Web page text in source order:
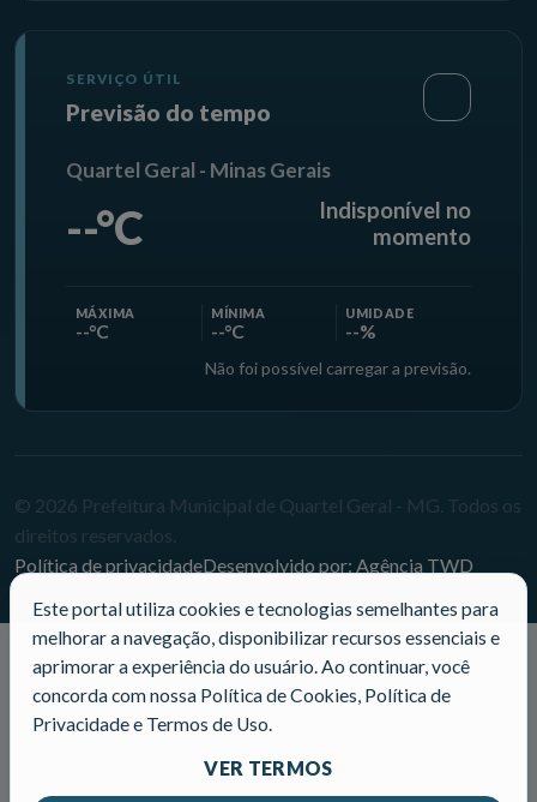
SERVIÇO ÚTIL
Previsão do tempo
Quartel Geral - Minas Gerais
--°C
Indisponível no
momento
MÁXIMA
--°C
MÍNIMA
--°C
UMIDADE
--%
Não foi possível carregar a previsão.
© 2026 Prefeitura Municipal de Quartel Geral - MG. Todos os
direitos reservados.
Política de privacidadeDesenvolvido por: Agência TWD
Este portal utiliza cookies e tecnologias semelhantes para
melhorar a navegação, disponibilizar recursos essenciais e
aprimorar a experiência do usuário. Ao continuar, você
concorda com nossa Política de Cookies, Política de
Privacidade e Termos de Uso.
VER TERMOS